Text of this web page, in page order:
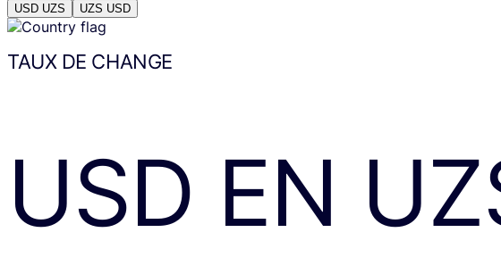
USD UZS UZS USD
TAUX DE CHANGE
USD EN